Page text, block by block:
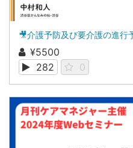
¥5500
282
0